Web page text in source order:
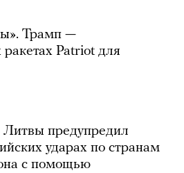
Трамп —
Patriot для
предупредил
ударах по странам
с помощью